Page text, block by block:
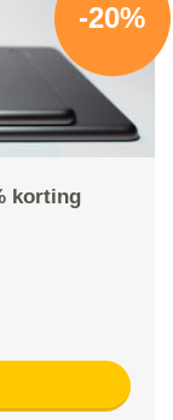
-20%
korting